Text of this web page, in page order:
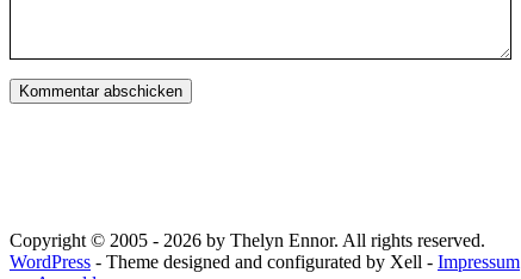
Copyright © 2005 - 2026 by Thelyn Ennor. All rights reserved.
WordPress - Theme designed and configurated by Xell - Impressum